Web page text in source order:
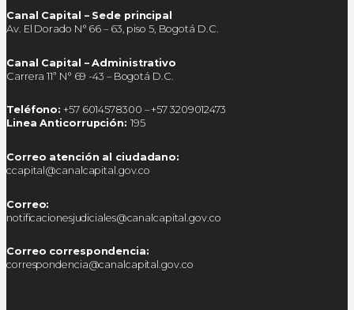
Canal Capital – Sede principal
Av. El Dorado N° 66 – 63, piso 5, Bogotá D.C.
Canal Capital – Administrativo
Carrera 11ª N° 69 -43 – Bogotá D.C.
Teléfono: +57 6014578300 – +57 3209012473
Linea Anticorrupción: 195
Correo atención al ciudadano:
ccapital@canalcapital.gov.co
Correo:
notificacionesjudiciales@canalcapital.gov.co
Correo correspondencia:
correspondencia@canalcapital.gov.co